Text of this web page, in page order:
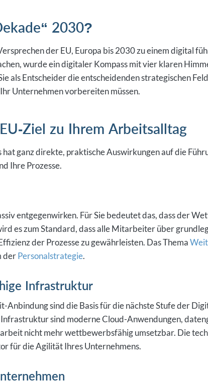
2030?
der EU, Europa bis 2030 zu einem digital
wurde ein digitaler Kompass mit vier klaren
als Entscheider die entscheidenden strategischen
Unternehmen vorbereiten müssen.
Ziel zu Ihrem Arbeitsalltag
hat ganz direkte, praktische Auswirkungen auf die
Ihre Prozesse.
entgegenwirken. Für Sie bedeutet das, dass der
es zum Standard, dass alle Mitarbeiter über
der Prozesse zu gewährleisten. Das Thema
derPersonalstrategie
Infrastruktur
Anbindung sind die Basis für die nächste Stufe der
Infrastruktur sind moderne Cloud-Anwendungen,
nicht mehr wettbewerbsfähig umsetzbar. Die
für die Agilität Ihres Unternehmens.